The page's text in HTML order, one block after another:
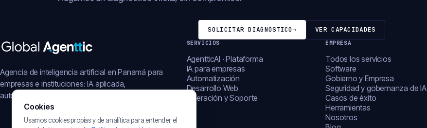
SOLICITAR DIAGNÓSTICO→ VER CAPACIDADES
Agencia de inteligencia artificial en Panamá para
empresas e instituciones: IA aplicada,
automatización, plataformas y operación digital.
SERVICIOS
AgentticAI · Plataforma
IA para empresas
Automatización
Desarrollo Web
Operación y Soporte
EMPRESA
Todos los servicios
Software
Gobierno y Empresa
Seguridad y gobernanza de IA
Casos de éxito
Herramientas
Nosotros
Cookies
Usamos cookies propias y de analítica para entender el